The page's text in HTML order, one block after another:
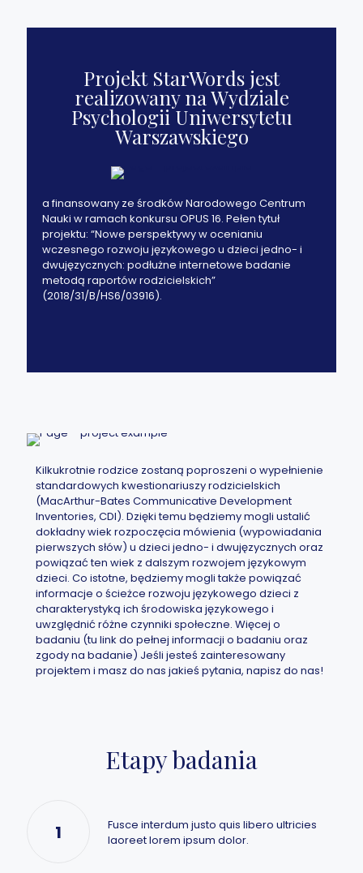
Projekt StarWords jest
realizowany na Wydziale
Psychologii Uniwersytetu
Warszawskiego
a finansowany ze środków Narodowego Centrum
Nauki w ramach konkursu OPUS 16. Pełen tytuł
projektu: “Nowe perspektywy w ocenianiu
wczesnego rozwoju językowego u dzieci jedno- i
dwujęzycznych: podłużne internetowe badanie
metodą raportów rodzicielskich”
(2018/31/B/HS6/03916).
Kilkukrotnie rodzice zostaną poproszeni o wypełnienie
standardowych kwestionariuszy rodzicielskich
(MacArthur-Bates Communicative Development
Inventories, CDI). Dzięki temu będziemy mogli ustalić
dokładny wiek rozpoczęcia mówienia (wypowiadania
pierwszych słów) u dzieci jedno- i dwujęzycznych oraz
powiązać ten wiek z dalszym rozwojem językowym
dzieci. Co istotne, będziemy mogli także powiązać
informacje o ścieżce rozwoju językowego dzieci z
charakterystyką ich środowiska językowego i
uwzględnić różne czynniki społeczne. Więcej o
badaniu (tu link do pełnej informacji o badaniu oraz
zgody na badanie) Jeśli jesteś zainteresowany
projektem i masz do nas jakieś pytania, napisz do nas!
Etapy badania
1
Fusce interdum justo quis libero ultricies
laoreet lorem ipsum dolor.